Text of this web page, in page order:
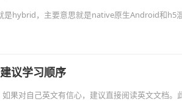
是hybrid，主要意思就是native原生Android和h5
议学习顺序
果对自己英文有信心，建议直接阅读英文文档